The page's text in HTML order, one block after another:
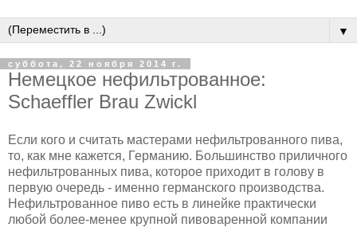
▼
суббота, 22 ноября 2014 г.
Немецкое нефильтрованное:
Schaeffler Brau Zwickl
Если кого и считать мастерами нефильтрованного пива,
то, как мне кажется, Германию. Большинство приличного
нефильтрованных пива, которое приходит в голову в
первую очередь - именно германского производства.
Нефильтрованное пиво есть в линейке практически
любой более-менее крупной пивоваренной компании